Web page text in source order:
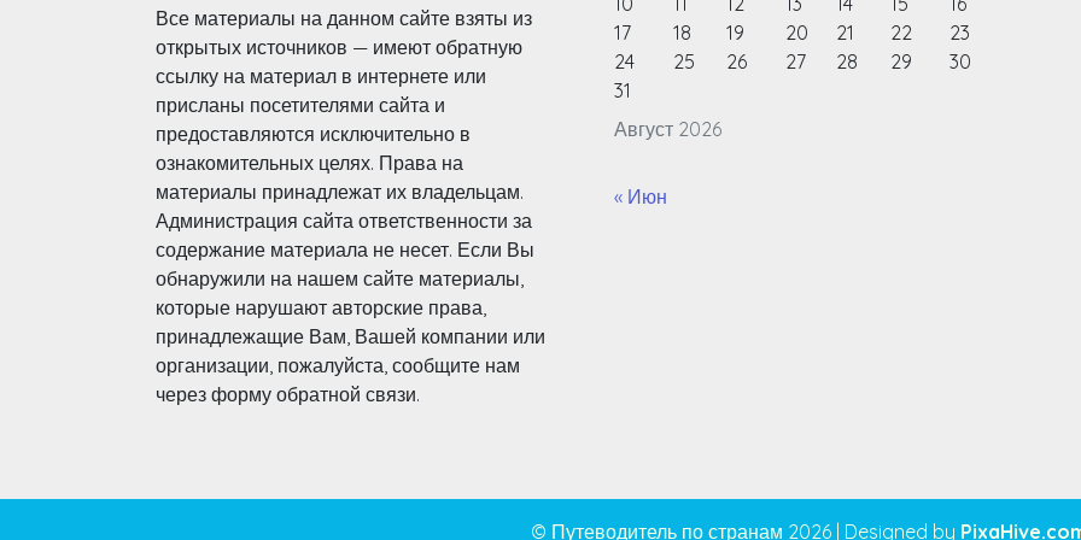
Все материалы на данном сайте взяты из
открытых источников — имеют обратную
ссылку на материал в интернете или
присланы посетителями сайта и
предоставляются исключительно в
ознакомительных целях. Права на
материалы принадлежат их владельцам.
Администрация сайта ответственности за
содержание материала не несет. Если Вы
обнаружили на нашем сайте материалы,
которые нарушают авторские права,
принадлежащие Вам, Вашей компании или
организации, пожалуйста, сообщите нам
через форму обратной связи.
Август 2026
17
18 19 20 21 22
23
24
25 26 27 28 29
30
31
« Июн
© Путеводитель по странам 2026 | Designed by